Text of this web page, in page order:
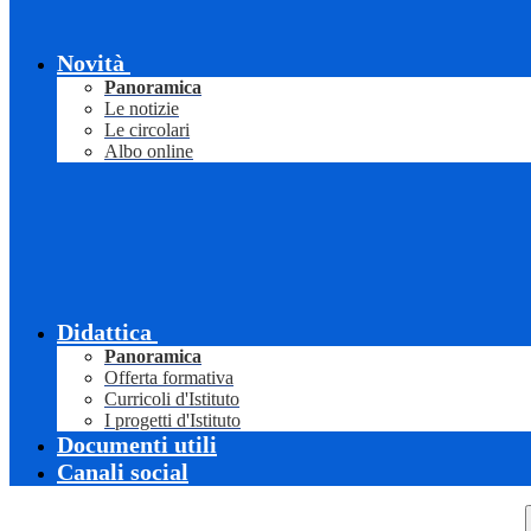
Novità
Panoramica
Le notizie
Le circolari
Albo online
Didattica
Panoramica
Offerta formativa
Curricoli d'Istituto
I progetti d'Istituto
Documenti utili
Canali social